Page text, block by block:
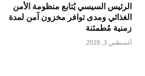
الرئيس السيسي يُتابع منظومة الأمن
الغذائي ومدى توافر مخزون آمن لمدة
زمنية مُطمئنة
أغسطس 3, 2026